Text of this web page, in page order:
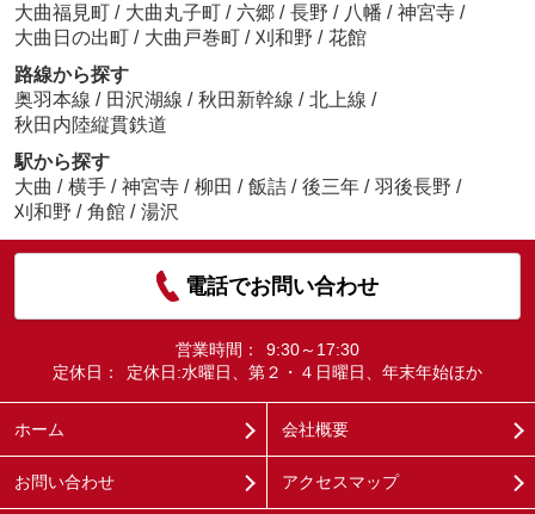
大曲福見町 / 大曲丸子町 / 六郷 / 長野 / 八幡 / 神宮寺 /
大曲日の出町 / 大曲戸巻町 / 刈和野 / 花館
路線から探す
奥羽本線 / 田沢湖線 / 秋田新幹線 / 北上線 /
秋田内陸縦貫鉄道
駅から探す
大曲 / 横手 / 神宮寺 / 柳田 / 飯詰 / 後三年 / 羽後長野 /
刈和野 / 角館 / 湯沢
電話でお問い合わせ
営業時間：
9:30～17:30
定休日：
定休日:水曜日、第２・４日曜日、年末年始ほか
ホーム 会社概要
お問い合わせ アクセスマップ